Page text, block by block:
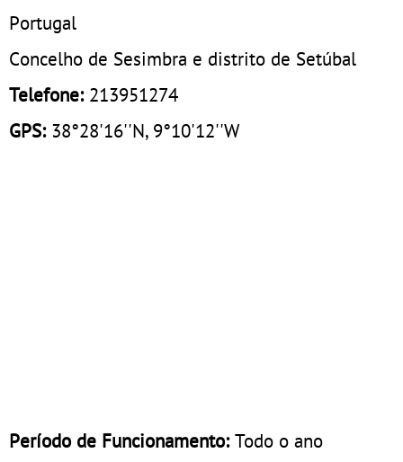
Portugal
Concelho de Sesimbra e distrito de Setúbal
Telefone: 213951274
GPS:38°28'16''N, 9°10'12''W
Período de Funcionamento:Todo o ano